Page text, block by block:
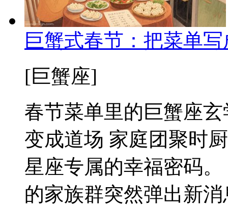
巨蟹式春节：把菜单
[巨蟹座]
春节菜单里的巨蟹座
变成道场 家庭团聚时
星座专属的幸福密码
的家族群突然弹出新